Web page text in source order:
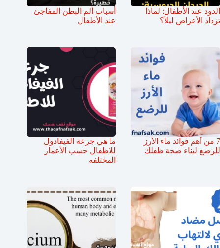
الدود عند الأطفال: لماذا
تزداد الأعراض ليلاً؟
أسباب ألم البطن المفاجئ
عند الأطفال
7 من أهم فوائد ماء الأرز
للرضع لبناء صحة طفلك
ما هي جرعة الفيفادول
للاطفال حسب الأعمار
المختلفه